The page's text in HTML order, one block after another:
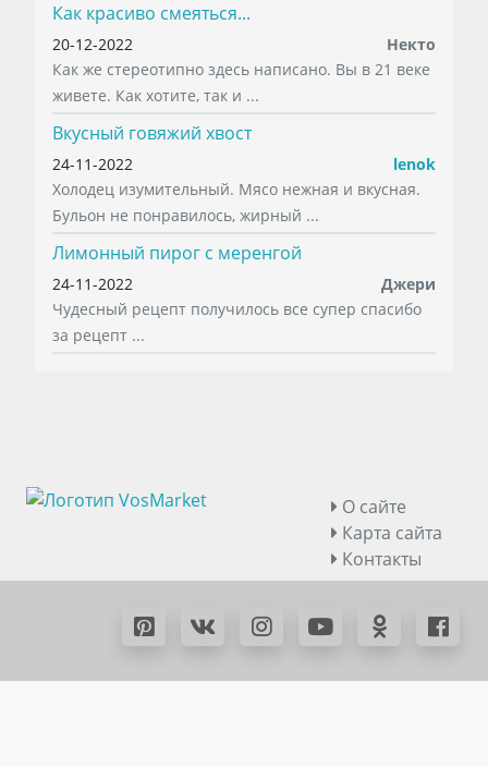
Как красиво смеяться...
20-12-2022
Некто
Как же стереотипно здесь написано. Вы в 21 веке
живете. Как хотите, так и ...
Вкусный говяжий хвост
24-11-2022
lenok
Холодец изумительный. Мясо нежная и вкусная.
Бульон не понравилось, жирный ...
Лимонный пирог с меренгой
24-11-2022
Джери
Чудесный рецепт получилось все супер спасибо
за рецепт ...
О сайте
Карта сайта
Контакты